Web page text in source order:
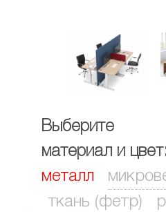
Выберите
материал и цвет:
металл
ткань (фетр)